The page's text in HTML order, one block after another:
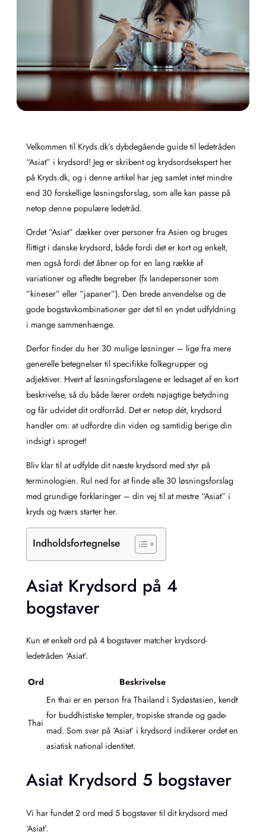
Velkommen til Kryds.dk’s dybdegående guide til ledetråden
“Asiat” i krydsord! Jeg er skribent og krydsordsekspert her
på Kryds.dk, og i denne artikel har jeg samlet intet mindre
end 30 forskellige løsningsforslag, som alle kan passe på
netop denne populære ledetråd.
Ordet “Asiat” dækker over personer fra Asien og bruges
flittigt i danske krydsord, både fordi det er kort og enkelt,
men også fordi det åbner op for en lang række af
variationer og afledte begreber (fx landepersoner som
”kineser” eller ”japaner”). Den brede anvendelse og de
gode bogstavkombinationer gør det til en yndet udfyldning
i mange sammenhænge.
Derfor finder du her 30 mulige løsninger – lige fra mere
generelle betegnelser til specifikke folkegrupper og
adjektiver. Hvert af løsningsforslagene er ledsaget af en kort
beskrivelse, så du både lærer ordets nøjagtige betydning
og får udvidet dit ordforråd. Det er netop dét, krydsord
handler om: at udfordre din viden og samtidig berige din
indsigt i sproget!
Bliv klar til at udfylde dit næste krydsord med styr på
terminologien. Rul ned for at finde alle 30 løsningsforslag
med grundige forklaringer – din vej til at mestre “Asiat” i
kryds og tværs starter her.
Indholdsfortegnelse
Asiat Krydsord på 4
bogstaver
Kun et enkelt ord på 4 bogstaver matcher krydsord-
ledetråden ‘Asiat’.
Ord Beskrivelse
Thai
En thai er en person fra Thailand i Sydøstasien, kendt
for buddhistiske templer, tropiske strande og gade­
mad. Som svar på ‘Asiat’ i krydsord indikerer ordet en
asiatisk national identitet.
Asiat Krydsord 5 bogstaver
Vi har fundet 2 ord med 5 bogstaver til dit krydsord med
‘Asiat’.